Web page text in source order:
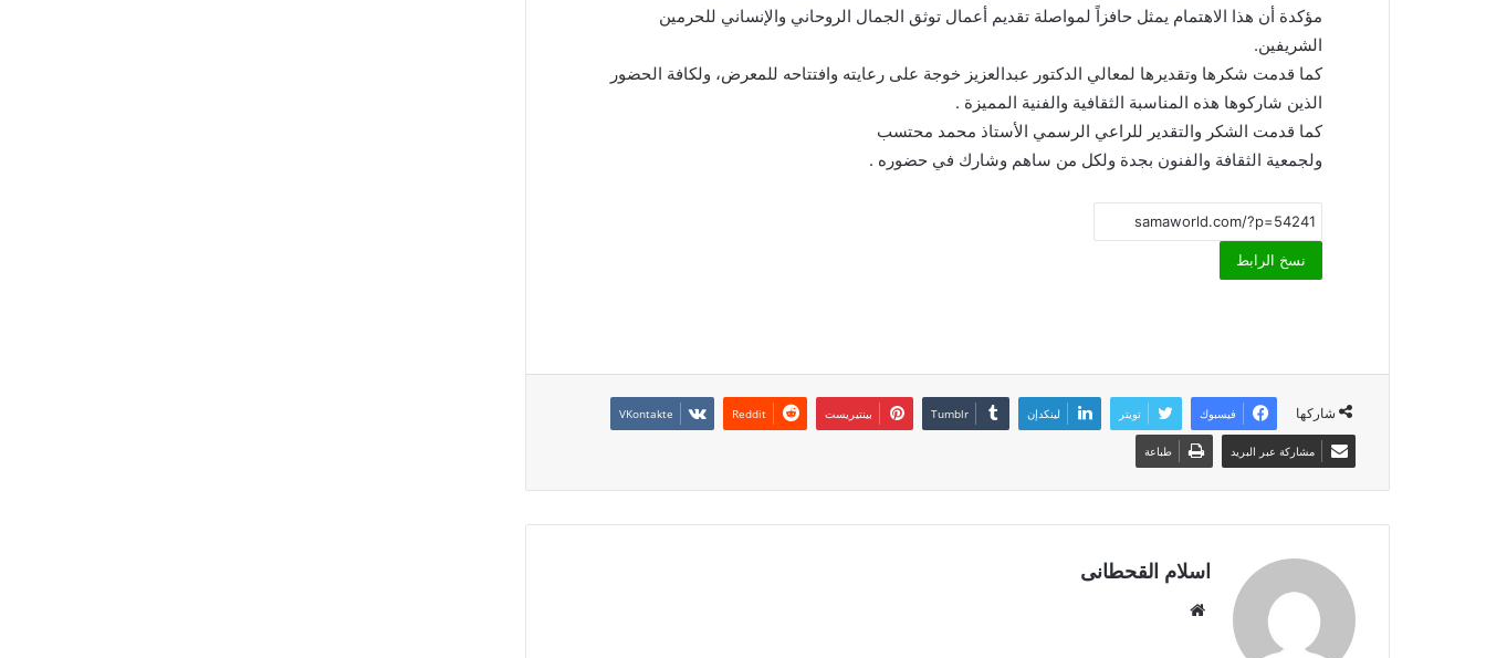
مؤكدة أن هذا الاهتمام يمثل حافزاً لمواصلة تقديم أعمال توثق الجمال الروحاني والإنساني للحرمين
الشريفين.
كما قدمت شكرها وتقديرها لمعالي الدكتور عبدالعزيز خوجة على رعايته وافتتاحه للمعرض، ولكافة الحضور
الذين شاركوها هذه المناسبة الثقافية والفنية المميزة .
كما قدمت الشكر والتقدير للراعي الرسمي الأستاذ محمد محتسب
ولجمعية الثقافة والفنون بجدة ولكل من ساهم وشارك في حضوره .
نسخ الرابط
شاركها فيسبوك تويتر لينكدإن بينتيريست
مشاركة عبر البريد طباعة
اسلام القحطانى